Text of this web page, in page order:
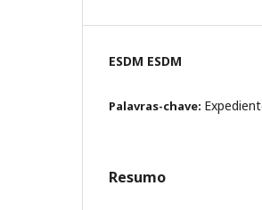
ESDM ESDM
Palavras-chave:
Resumo